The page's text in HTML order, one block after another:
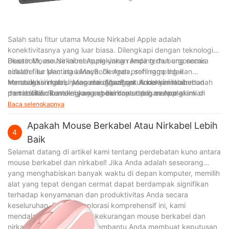
Salah satu fitur utama Mouse Nirkabel Apple adalah
konektivitasnya yang luar biasa. Dilengkapi dengan teknologi
Bluetooth, mouse ini memungkinkan Anda terhubung secara
nirkabel ke Mac atau MacBook Anda, sehingga tidak
memerlukan kabel yang mengganggu. Koneksi nirkabel
memastikan koneksi yang andal dan stabil, memungkinkan
Anda bergerak bebas dalam jangkauan yang wajar tanpa
Desain Mouse Nirkabel Apple yang ramping dan ergonomis
adalah fitur penting lainnya. Dengan profil ramping dan
konstruksi ringan, mouse ini dibuat untuk kenyamanan dan
portabilitas. Bentuknya yang berkontur pas secara alami di
tangan Anda, menawarkan cengkeraman yang lebih santai dan
selama penggunaan dalam waktu lama. Selain itu, ukurannya
yang ringkas dan desain yang ringan membuatnya mudah
efisien ke mana pun Anda pergi.
Menavigasi melalui Mac atau MacBook Anda kini lebih mudah
dan intuitif dibandingkan sebelumnya dengan Apple
Baca selengkapnya
4
Apakah Mouse Berkabel Atau Nirkabel Lebih
Baik
Selamat datang di artikel kami tentang perdebatan kuno antara
mouse berkabel dan nirkabel! Jika Anda adalah seseorang
yang menghabiskan banyak waktu di depan komputer, memilih
alat yang tepat dengan cermat dapat berdampak signifikan
terhadap kenyamanan dan produktivitas Anda secara
keseluruhan. Dalam eksplorasi komprehensif ini, kami
mendalami kelebihan dan kekurangan mouse berkabel dan
nirkabel, yang bertujuan membantu Anda membuat keputusan